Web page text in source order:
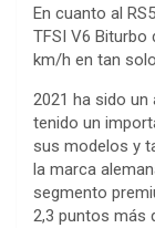
En cuanto al
TFSI V6 Biturbo
km/h en tan
2021 ha sido un
tenido un
sus modelos y
la marca
segmento
2,3 puntos más